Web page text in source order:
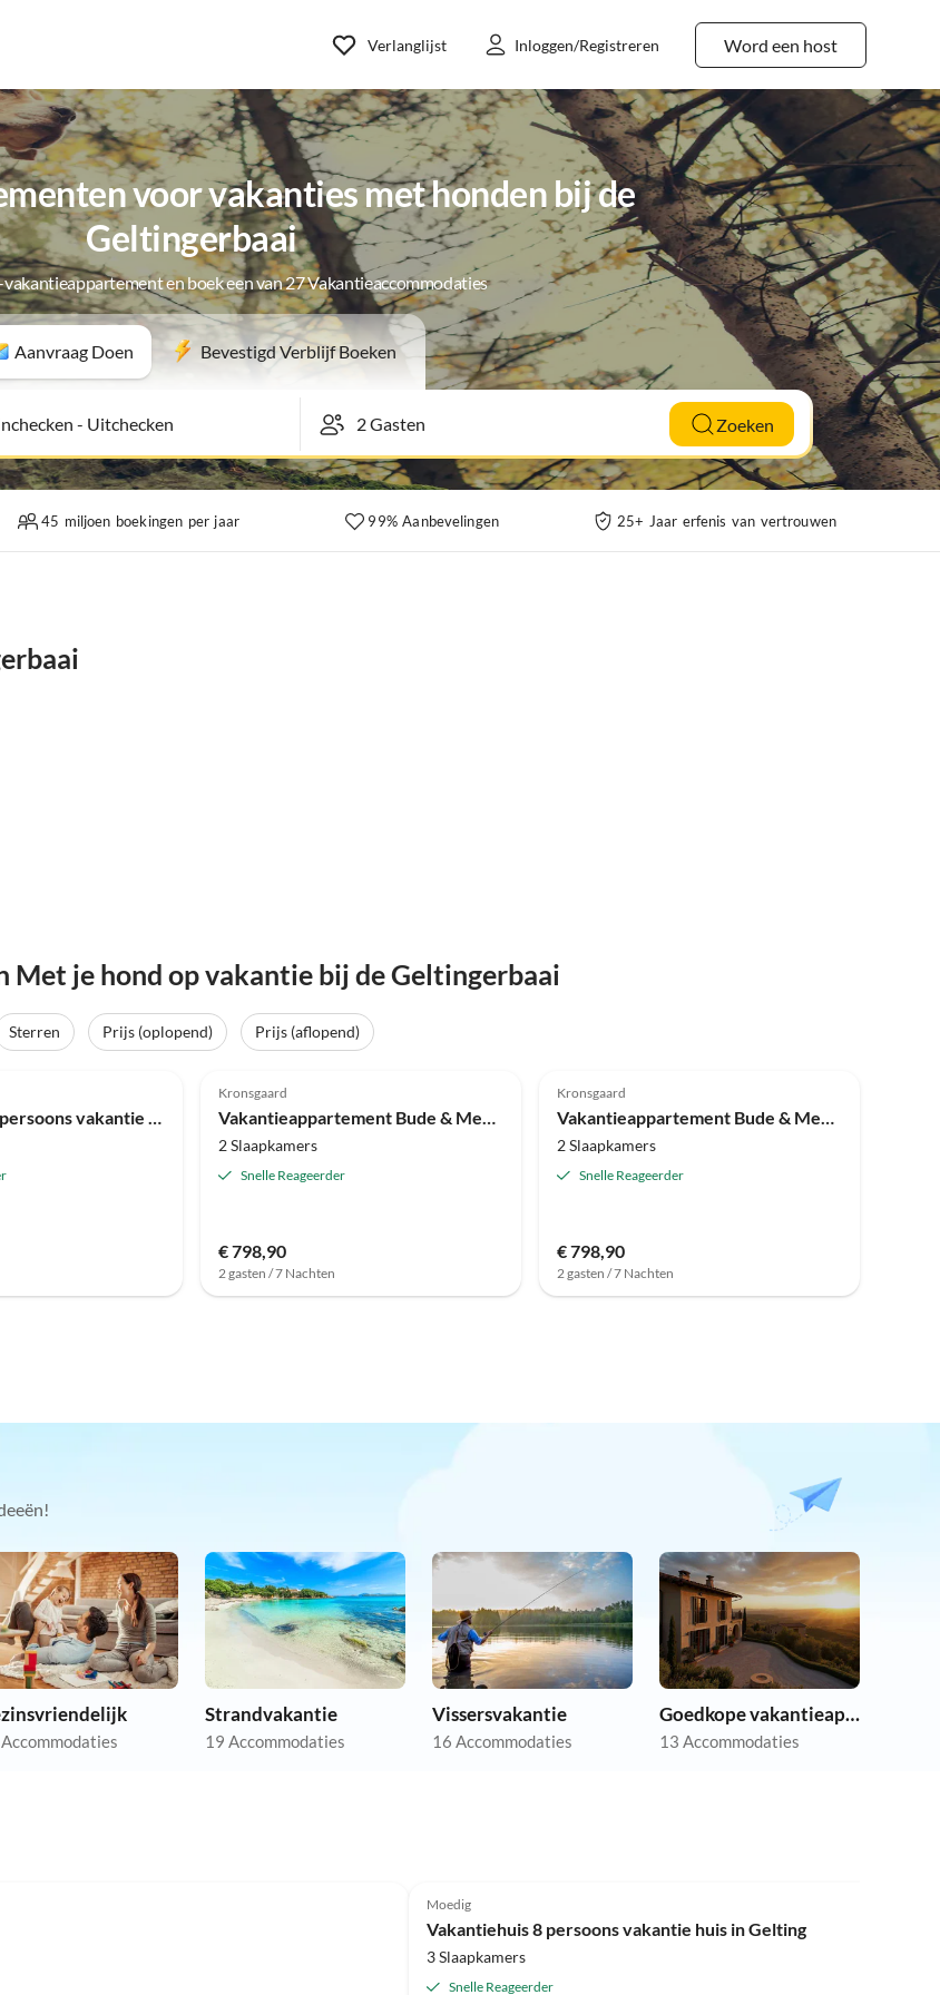
Word een host
Verlanglijst Inloggen/Registreren
voor vakanties met honden bij de
Geltingerbaai
en boek een van 27 Vakantieaccommodaties
Aanvraag Doen Bevestigd Verblijf Boeken
- Uitchecken Zoeken
45 miljoen boekingen per jaar 99% Aanbevelingen 25+ Jaar erfenis van vertrouwen
je hond op vakantie bij de Geltingerbaai
Sterren Prijs (oplopend)
Prijs (aflopend)
Vakantiehuis 8 persoons vakantie huis in Gelting
Kronsgaard
Vakantieappartement Bude & Meer 2
2 Slaapkamers
Snelle Reageerder
€ 798,90
2 gasten / 7 Nachten
Kronsgaard
Vakantieappartement Bude & Meer 1
2 Slaapkamers
Snelle Reageerder
€ 798,90
2 gasten / 7 Nachten
Strandvakantie
19 Accommodaties
Vissersvakantie
16 Accommodaties
Goedkope vakantieappartementen
13 Accommodaties
Moedig
Vakantiehuis 8 persoons vakantie huis in Gelting
3 Slaapkamers
Snelle Reageerder